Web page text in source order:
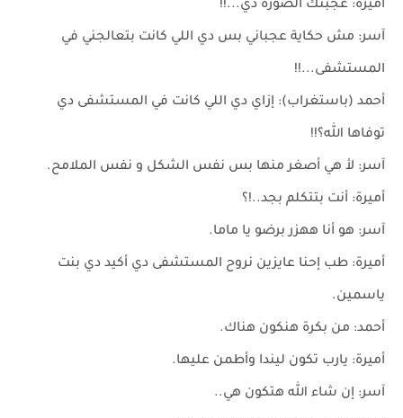
أميرة: عجبتك الصورة دي...!!
آسر: مش حكاية عجباني بس دي اللي كانت بتعالجني في
المستشفى...!!
أحمد (باستغراب): إزاي دي اللي كانت في المستشفى دي
توفاها ﷲ؟!!
آسر: لأ هي أصغر منها بس نفس الشكل و نفس الملامح.
أميرة: أنت بتتكلم بجد..!؟
آسر: هو أنا ههزر برضو يا ماما.
أميرة: طب إحنا عايزين نروح المستشفى دي أكيد دي بنت
ياسمين.
أحمد: من بكرة هنكون هناك.
أميرة: يارب تكون ليندا وأطمن عليها.
آسر: إن شاء ﷲ هتكون هي..